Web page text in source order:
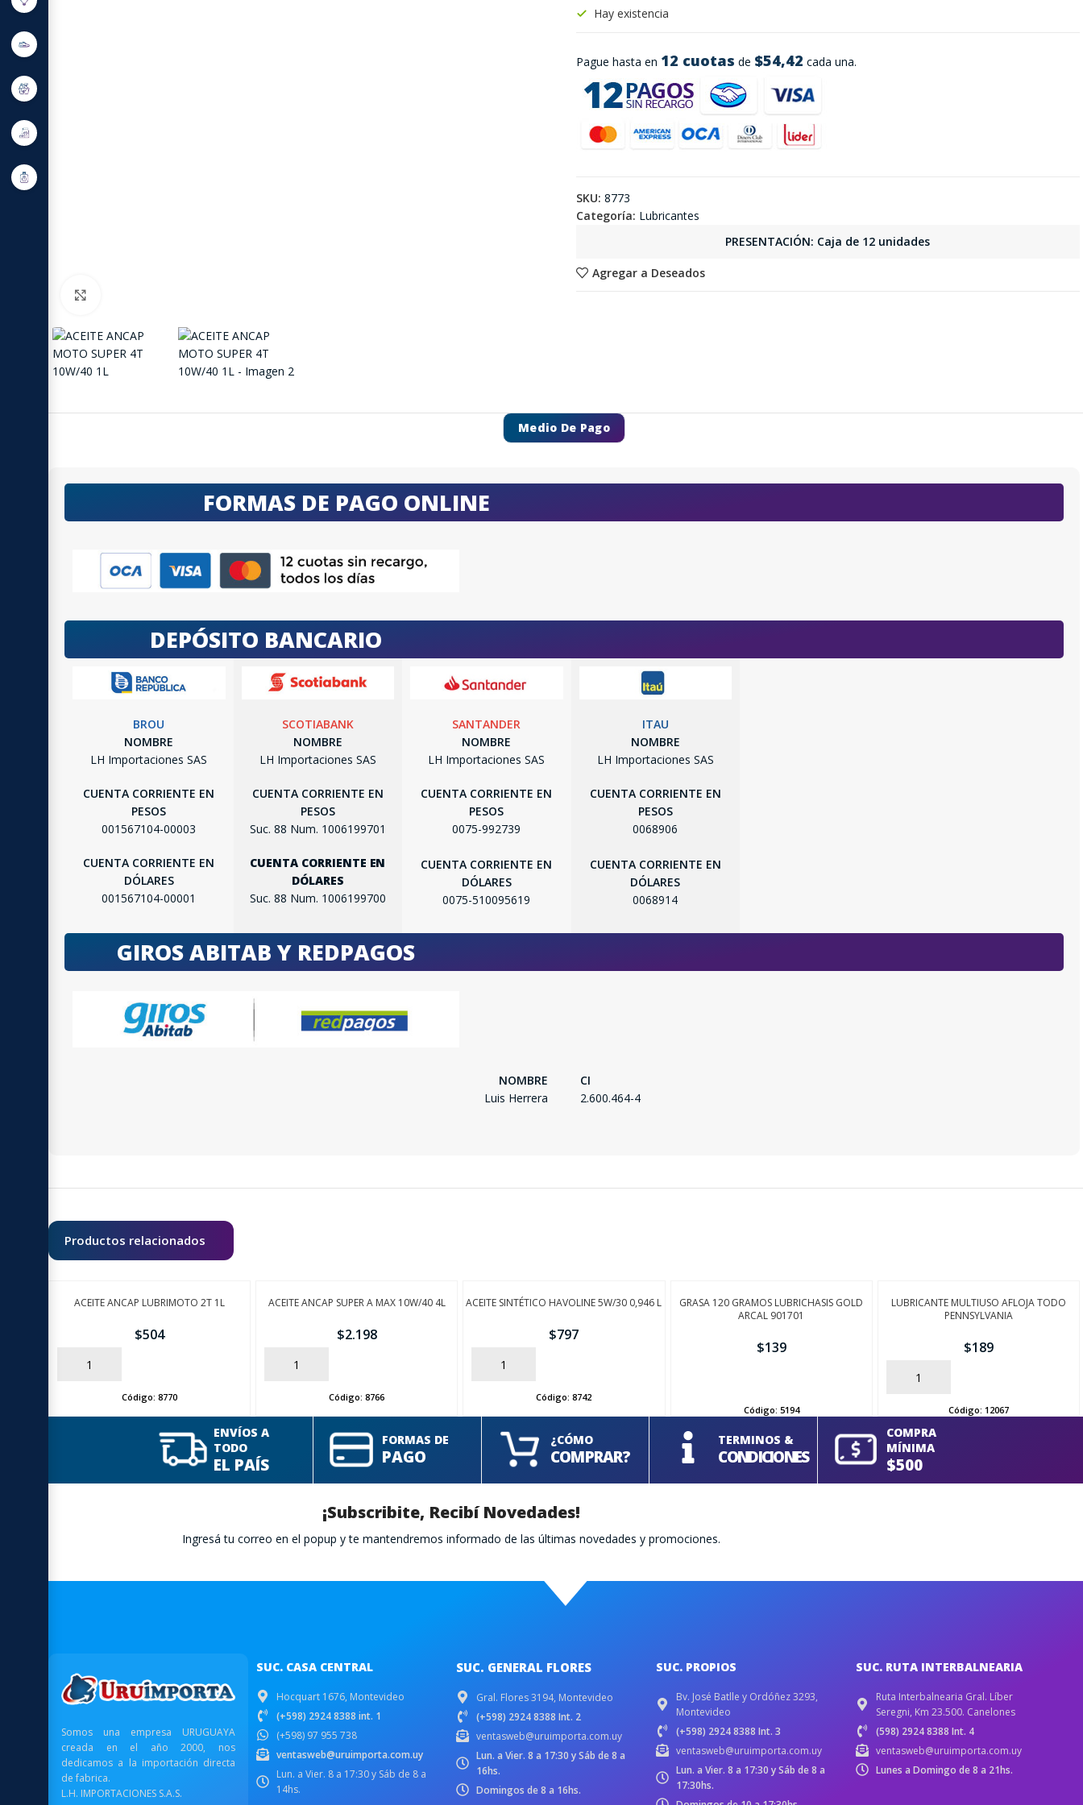
Pague hasta en 12 cuotas de $54,42 cada una.
Hay existencia
Agregar a Deseados
SKU: 8773
Categoría: Lubricantes
PRESENTACIÓN: Caja de 12 unidades
Medio De Pago
FORMAS DE PAGO ONLINE
DEPÓSITO BANCARIO
BROU
NOMBRE
LH Importaciones SAS
CUENTA CORRIENTE EN
PESOS
001567104-00003
CUENTA CORRIENTE EN
DÓLARES
001567104-00001
SCOTIABANK
NOMBRE
LH Importaciones SAS
CUENTA CORRIENTE EN
PESOS
Suc. 88 Num. 1006199701
CUENTA CORRIENTE EN
DÓLARES
Suc. 88 Num. 1006199700
SANTANDER
NOMBRE
LH Importaciones SAS
CUENTA CORRIENTE EN
PESOS
0075-992739
CUENTA CORRIENTE EN
DÓLARES
0075-510095619
ITAU
NOMBRE
LH Importaciones SAS
CUENTA CORRIENTE EN
PESOS
0068906
CUENTA CORRIENTE EN
DÓLARES
0068914
GIROS ABITAB Y REDPAGOS
NOMBRE
Luis Herrera
CI
2.600.464-4
Productos relacionados
ACEITE ANCAP LUBRIMOTO 2T 1L
$504
AÑADIR
Código:8770
ACEITE ANCAP SUPER A MAX 10W/40 4L
$2.198
AÑADIR
Código:8766
ACEITE SINTÉTICO HAVOLINE 5W/30 0,946 L
$797
AÑADIR
Código:8742
GRASA 120 GRAMOS LUBRICHASIS GOLD
ARCAL 901701
$139
Código: 5194
LUBRICANTE MULTIUSO AFLOJA TODO
PENNSYLVANIA
$189
AÑADIR
Código: 12067
ENVÍOS A
TODO
EL PAÍS
FORMAS DE
PAGO
¿CÓMO
COMPRAR?
TERMINOS &
CONDICIONES
COMPRA
MÍNIMA
$500
¡Subscribite, Recibí Novedades!
Ingresá tu correo en el popup y te mantendremos informado de las últimas novedades y promociones.
Somos una empresa URUGUAYA
creada en el año 2000, nos
dedicamos a la importación directa
de fabrica.
L.H. IMPORTACIONES S.A.S.
SUC. CASA CENTRAL
Hocquart 1676, Montevideo
(+598) 2924 8388 int. 1
(+598) 97 955 738
ventasweb@uruimporta.com.uy
Lun. a Vier. 8 a 17:30 y Sáb de 8 a
14hs.
SUC. GENERAL FLORES
Gral. Flores 3194, Montevideo
(+598) 2924 8388 Int. 2
ventasweb@uruimporta.com.uy
Lun. a Vier. 8 a 17:30 y Sáb de 8 a
16hs.
Domingos de 8 a 16hs.
SUC. PROPIOS
Bv. José Batlle y Ordóñez 3293,
Montevideo
(+598) 2924 8388 Int. 3
ventasweb@uruimporta.com.uy
Lun. a Vier. 8 a 17:30 y Sáb de 8 a
17:30hs.
SUC. RUTA INTERBALNEARIA
Ruta Interbalnearia Gral. Líber
Seregni, Km 23.500. Canelones
(598) 2924 8388 Int. 4
ventasweb@uruimporta.com.uy
Lunes a Domingo de 8 a 21hs.
SEGUÍ COMPRANDO
FINALIZÁ TU COMPRA